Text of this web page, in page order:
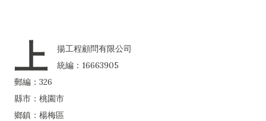
上
揚工程顧問有限公司
統編：16663905
郵編：326
縣市：桃園市
鄉鎮：楊梅區